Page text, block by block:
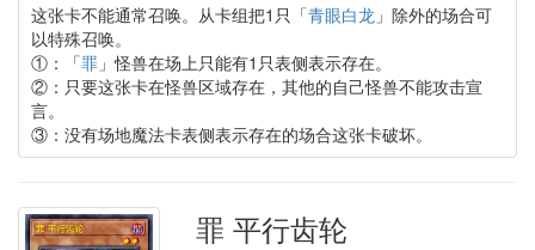
这张卡不能通常召唤。从卡组把1只「青眼白龙 」除外的场合可
以特殊召唤。
①：「罪」怪兽在场上只能有1只表侧表示存在。
②：只要这张卡在怪兽区域存在，其他的自己怪兽不能攻击宣
言。
③：没有场地魔法卡表侧表示存在的场合这张卡破坏。
罪 平行齿轮